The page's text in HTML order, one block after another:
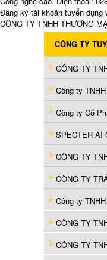
Đăng ký tài khoản tuyển
CÔNG TY TNHH THƯƠNG
CÔNG TY
Công ty
Công ty Cổ
Công ty
CÔNG TY